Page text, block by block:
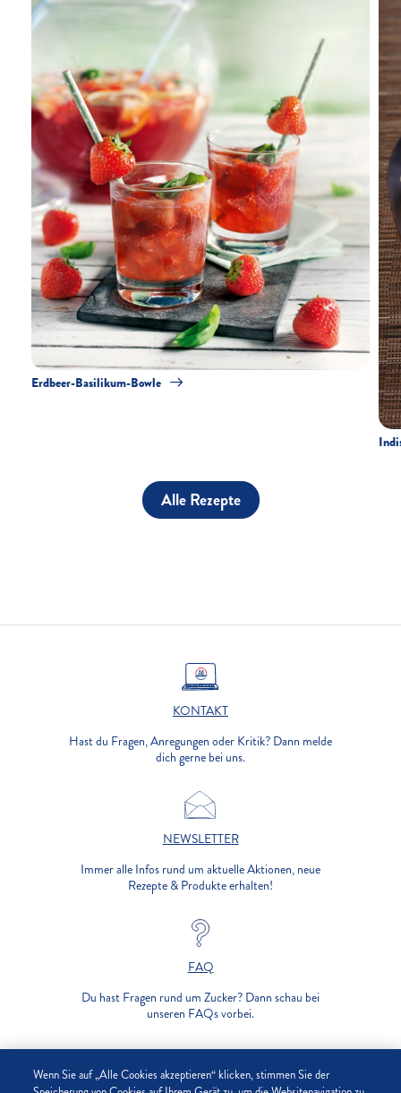
Erdbeer-Basilikum-Bowle
Alle Rezepte
KONTAKT
Hast du Fragen, Anregungen oder Kritik? Dann melde
dich gerne bei uns.
NEWSLETTER
Immer alle Infos rund um aktuelle Aktionen, neue
Rezepte & Produkte erhalten!
FAQ
Du hast Fragen rund um Zucker? Dann schau bei
unseren FAQs vorbei.
UNTERNEHMEN
Wenn Sie auf „Alle Cookies akzeptieren“ klicken, stimmen Sie der